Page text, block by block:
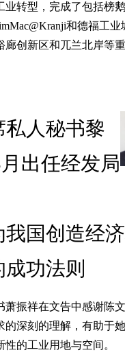
转型，完成了包括榜鹅
和德福工
廊创新区和兀兰北岸等重
人秘书黎
出任经发局
国创造经
功法则
萧振祥在文告中感谢陈
的深刻的理解，有助于
的工业用地与空间。